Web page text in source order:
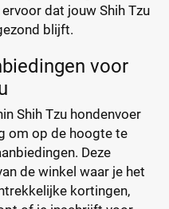
(2)
(0)
dat jouw Shih Tzu
blijft.
voor
Shih Tzu hondenvoer
om op de hoogte te
Deze
de winkel waar je het
kortingen,